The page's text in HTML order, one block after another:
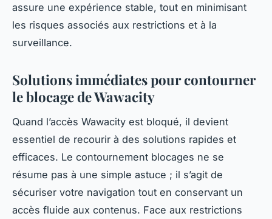
assure une expérience stable, tout en minimisant
les risques associés aux restrictions et à la
surveillance.
Solutions immédiates pour contourner
le blocage de Wawacity
Quand l’accès Wawacity est bloqué, il devient
essentiel de recourir à des solutions rapides et
efficaces. Le contournement blocages ne se
résume pas à une simple astuce ; il s’agit de
sécuriser votre navigation tout en conservant un
accès fluide aux contenus. Face aux restrictions